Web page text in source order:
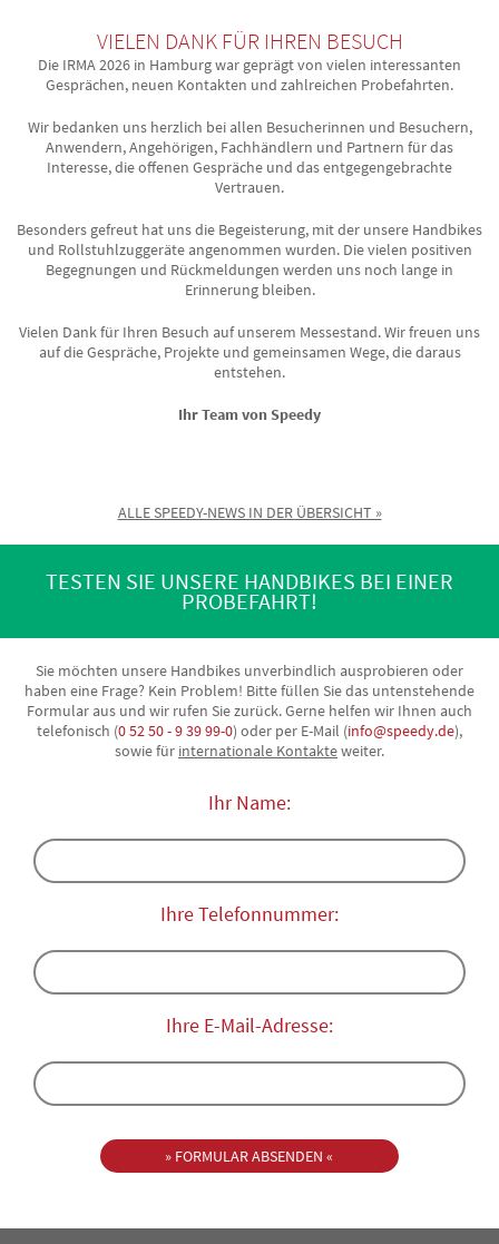
VIELEN DANK FÜR IHREN BESUCH
Die IRMA 2026 in Hamburg war geprägt von vielen interessanten
Gesprächen, neuen Kontakten und zahlreichen Probefahrten.
Wir bedanken uns herzlich bei allen Besucherinnen und Besuchern,
Anwendern, Angehörigen, Fachhändlern und Partnern für das
Interesse, die offenen Gespräche und das entgegengebrachte
Vertrauen.
Besonders gefreut hat uns die Begeisterung, mit der unsere Handbikes
und Rollstuhlzuggeräte angenommen wurden. Die vielen positiven
Begegnungen und Rückmeldungen werden uns noch lange in
Erinnerung bleiben.
Vielen Dank für Ihren Besuch auf unserem Messestand. Wir freuen uns
auf die Gespräche, Projekte und gemeinsamen Wege, die daraus
entstehen.
Ihr Team von Speedy
ALLE SPEEDY-NEWS IN DER ÜBERSICHT »
TESTEN SIE UNSERE HANDBIKES BEI EINER
PROBEFAHRT!
Sie möchten unsere Handbikes unverbindlich ausprobieren oder
haben eine Frage? Kein Problem! Bitte füllen Sie das untenstehende
Formular aus und wir rufen Sie zurück. Gerne helfen wir Ihnen auch
telefonisch (0 52 50 - 9 39 99-0) oder per E-Mail (info@speedy.de),
sowie für internationale Kontakteweiter.
Ihr Name:
Ihre Telefonnummer:
Ihre E-Mail-Adresse: